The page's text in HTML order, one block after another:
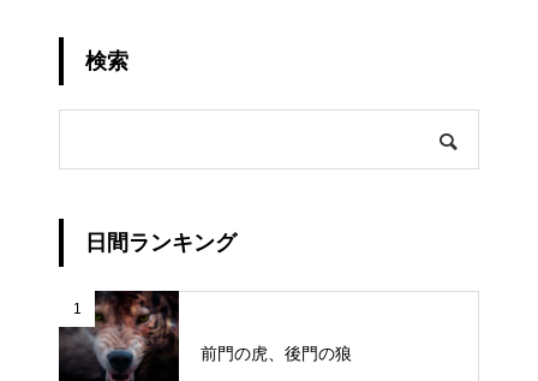
検索
日間ランキング
1
前門の虎、後門の狼